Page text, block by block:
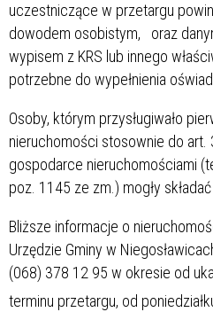
uczestniczące w przetargu
dowodem osobistym, oraz
wypisem z KRS lub innego
potrzebne do wypełnienia
Osoby, którym przysługiwało
nieruchomości stosownie do
gospodarce nieruchomościami
poz. 1145 ze zm.) mogły
Bliższe informacje o
Urzędzie Gminy w
(068) 378 12 95 w okresie od
terminu przetargu, od